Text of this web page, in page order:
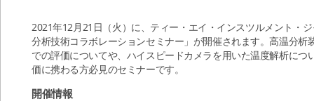
2021年12月21日（火）に、ティー・エイ・インスツルメント・
分析技術コラボレーションセミナー」が開催されます。高温分
での評価についてや、ハイスピードカメラを用いた温度解析に
価に携わる方必見のセミナーです。
開催情報